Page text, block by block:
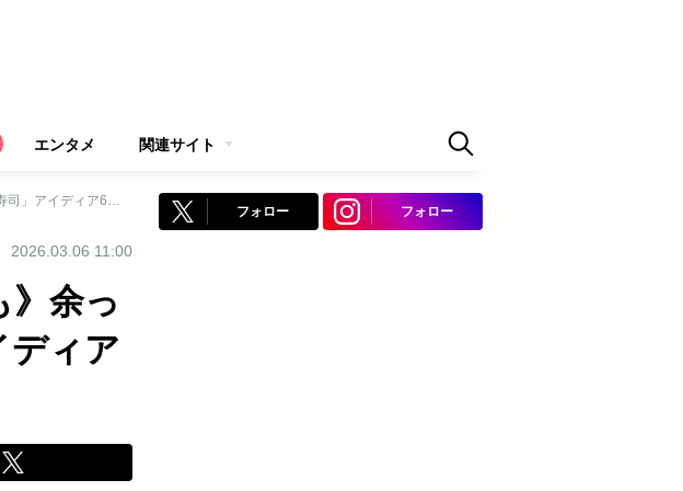
エンタメ 関連サイト
《料理研究家が教える巻き方のコツも》余ったお総菜も活躍！「手巻き寿司」アイディア6つ＆「巻き寿司」レシピ3つ
2026.03.06 11:00
》余っ
ディア
フォロー フォロー